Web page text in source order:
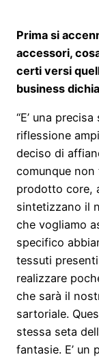
Prima si
accessori,
certi versi
business
“E’ una
riflessione
deciso di
comunque non
prodotto core,
sintetizzano il
che vogliamo
specifico
tessuti
realizzare
che sarà il
sartoriale.
stessa seta
fantasie. E’